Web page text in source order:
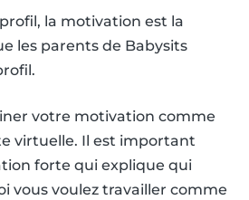
la motivation est la
les parents de Babysits
votre motivation comme
virtuelle. Il est important
forte qui explique qui
vous voulez travailler comme